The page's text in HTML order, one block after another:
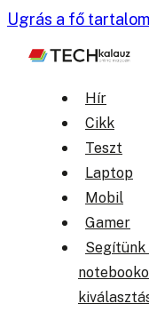
Ugrás a fő
Hír
Cikk
Teszt
Laptop
Mobil
Gamer
Segítünk